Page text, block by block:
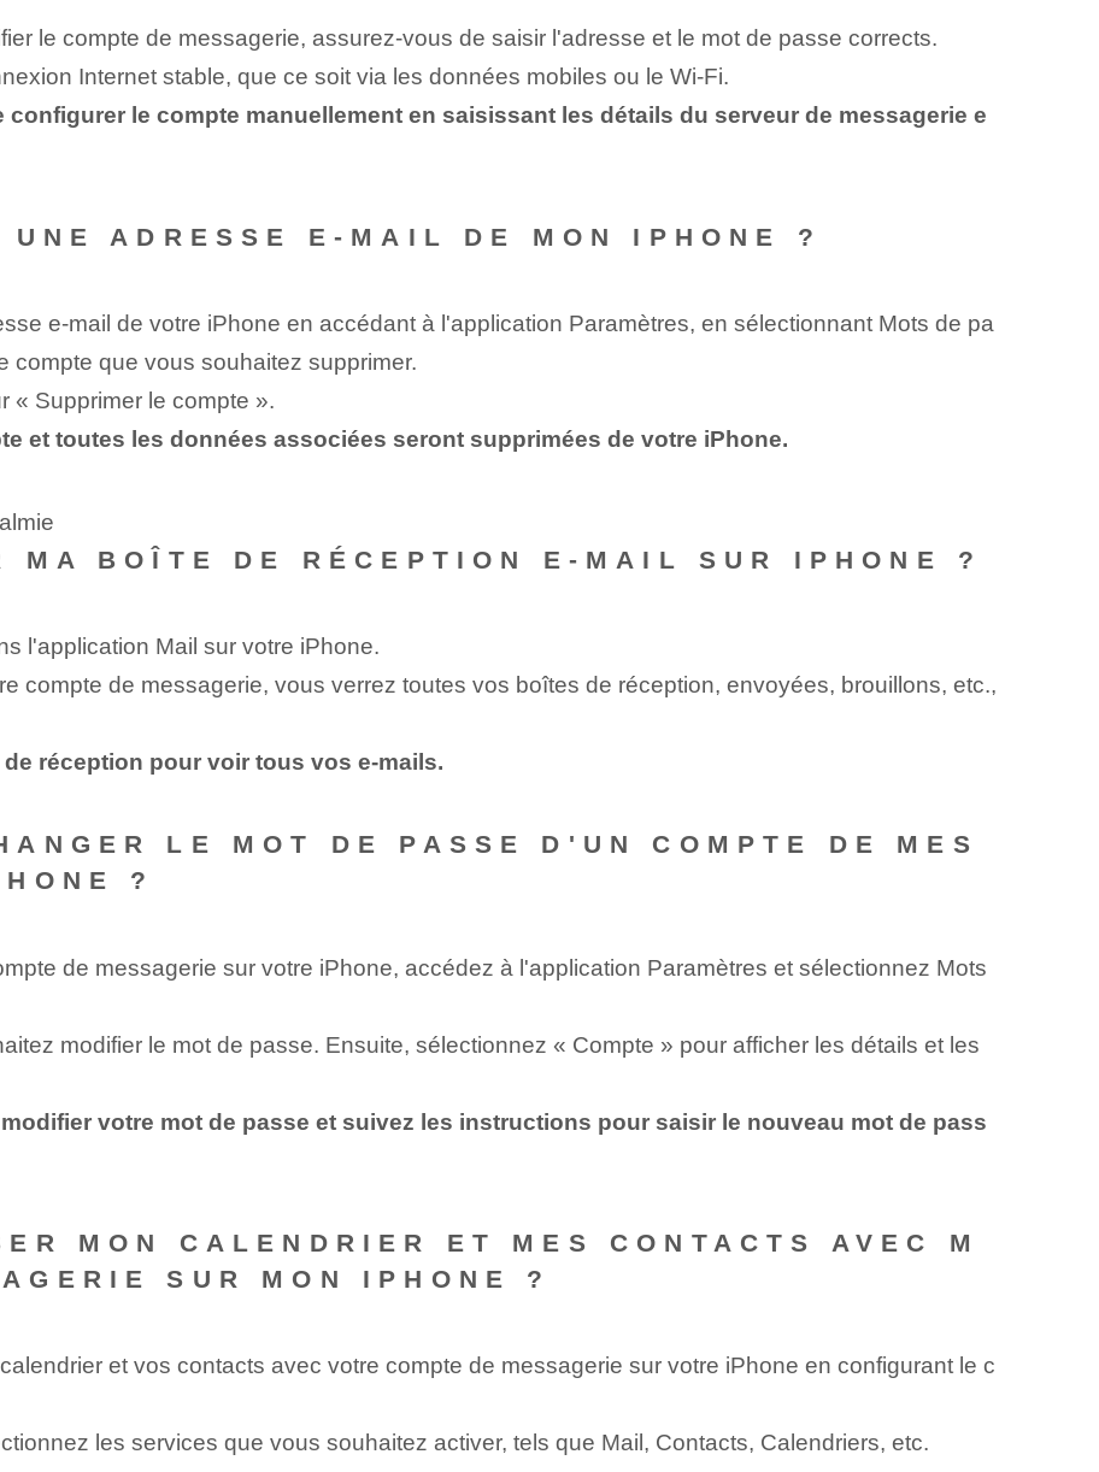
le compte de messagerie, assurez-vous de saisir l'adresse et le mot de passe corrects.
Internet stable, que ce soit via les données mobiles ou le Wi-Fi.
configurer le compte manuellement en saisissant les détails du serveur de messagerie e
UNE ADRESSE E-MAIL DE MON IPHONE ?
e-mail de votre iPhone en accédant à l'application Paramètres, en sélectionnant Mots de pa
compte que vous souhaitez supprimer.
« Supprimer le compte ».
et toutes les données associées seront supprimées de votre iPhone.
MA BOÎTE DE RÉCEPTION E-MAIL SUR IPHONE ?
l'application Mail sur votre iPhone.
compte de messagerie, vous verrez toutes vos boîtes de réception, envoyées, brouillons, etc.,
réception pour voir tous vos e-mails.
LE MOT DE PASSE D'UN COMPTE DE MES
?
de messagerie sur votre iPhone, accédez à l'application Paramètres et sélectionnez Mots
modifier le mot de passe. Ensuite, sélectionnez « Compte » pour afficher⁤ les détails et‌ les
votre mot de passe et suivez les instructions pour saisir le nouveau mot de pass
MON CALENDRIER ET MES CONTACTS AVEC M
SUR MON IPHONE ?
et vos contacts avec votre compte de messagerie sur votre iPhone en configurant le c
les services que vous souhaitez activer, tels que Mail, Contacts, Calendriers, etc.